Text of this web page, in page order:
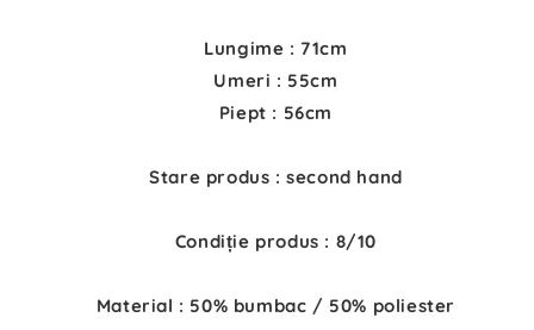
Lungime : 71cm
Umeri : 55cm
Piept : 56cm
Stare produs : second hand
Condiție produs : 8/10
Material : 50% bumbac / 50% poliester